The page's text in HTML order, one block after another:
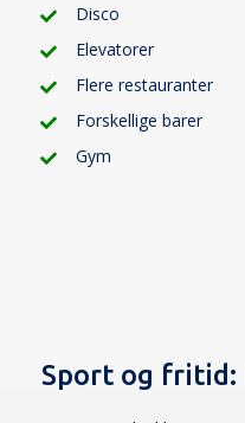
Disco
Elevatorer
Flere restauranter
Forskellige barer
Gym
Sport og fritid: